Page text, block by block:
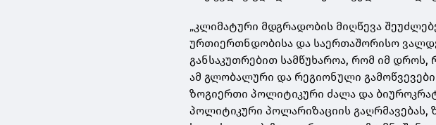
„კლიმატური მდგრადობის მიღწევა
ურთიერთნდობისა და საერთაშორისო
განსაკუთრებით სამწუხაროა, რომ იმ
ამ გლობალური და რეგიონული
ზოგიერთი პოლიტიკური ძალა და
პოლიტიკური პოლარიზაციის